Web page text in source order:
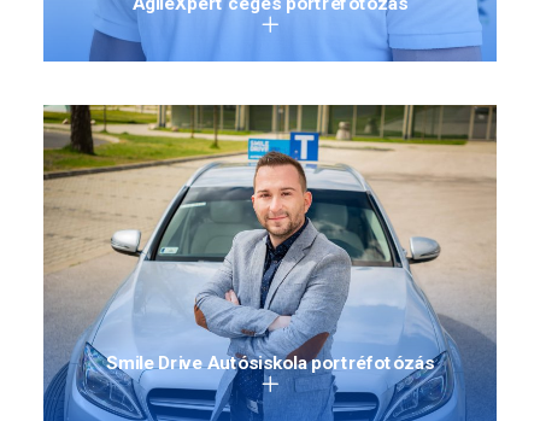
Smile Drive Autósiskola portréfotózás